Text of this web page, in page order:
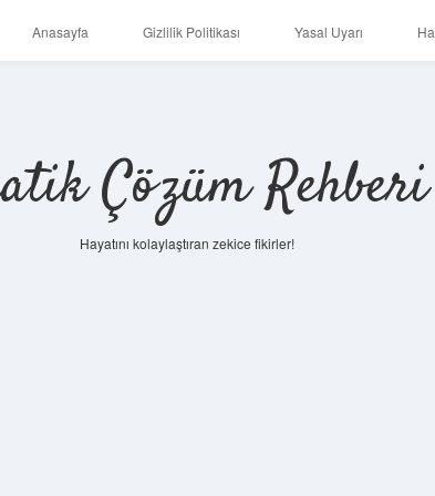
Anasayfa Gizlilik Politikası Yasal Uyarı
Çözüm Rehberi
Hayatını kolaylaştıran zekice fikirler!